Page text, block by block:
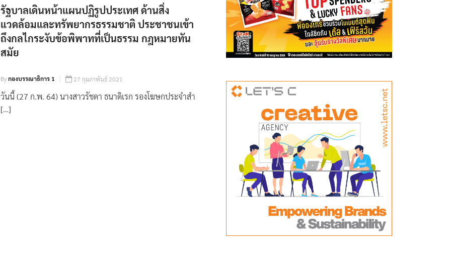
รัฐบาลเดินหน้าแผนปฏิรูปประเทศ ด้านสิ่ง
แวดล้อมและทรัพยากรธรรมชาติ ประชาชนเข้า
ถึงกลไกระงับข้อพิพาทที่เป็นธรรม กฎหมายทัน
สมัย
Byกองบรรณาธิการ 1 27 กุมภาพันธ์ 2021
วันนี้ (27 ก.พ. 64) นางสาวรัชดา ธนาดิเรก รองโฆษกประจำสำ
[…]